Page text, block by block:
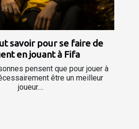
savoir pour se faire de
en jouant à Fifa
pensent que pour jouer à
être un meilleur
joueur....